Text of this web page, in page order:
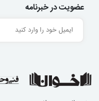
عضویت در خبرنامه